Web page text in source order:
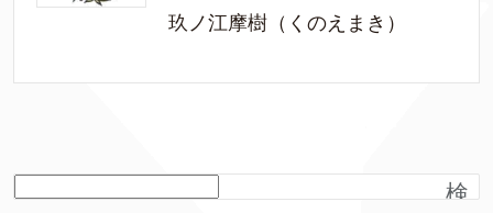
玖ノ江摩樹（くのえまき）
検